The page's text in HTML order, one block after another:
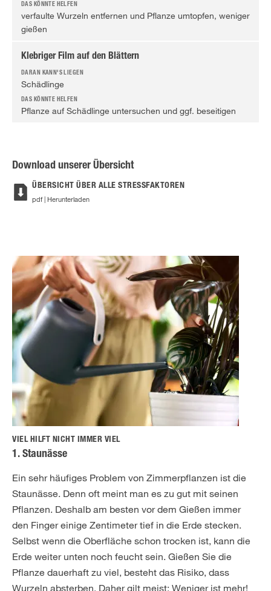
verfaulte Wurzeln entfernen und Pflanze umtopfen, weniger
gießen
Klebriger Film auf den Blättern
Schädlinge
Pflanze auf Schädlinge untersuchen und ggf. beseitigen
Download unserer Übersicht
ÜBERSICHT ÜBER ALLE STRESSFAKTOREN
pdf | Herunterladen
VIEL HILFT NICHT IMMER VIEL
1. Staunässe
Ein sehr häufiges Problem von Zimmerpflanzen ist die
Staunässe. Denn oft meint man es zu gut mit seinen
Pflanzen. Deshalb am besten vor dem Gießen immer
den Finger einige Zentimeter tief in die Erde stecken.
Selbst wenn die Oberfläche schon trocken ist, kann die
Erde weiter unten noch feucht sein. Gießen Sie die
Pflanze dauerhaft zu viel, besteht das Risiko, dass
Wurzeln absterben. Daher gilt meist: Weniger ist mehr!